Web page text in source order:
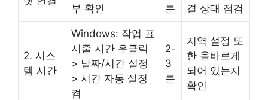
부 확인 분 결 상태 점검
2. 시스
템 시간
Windows: 작업 표
시줄 시간 우클릭
> 날짜/시간 설정
> 시간 자동 설정
켬
2-
3
분
지역 설정 또
한 올바르게
되어 있는지
확인